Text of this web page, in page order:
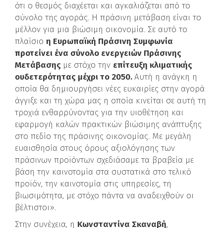
ότι ο θεσμός διαχέεται και αγκαλιάζεται από το
σύνολο της αγοράς. Η πράσινη μετάβαση είναι το
μέλλον για μια βιώσιμη οικονομία. Σε αυτό το
πλαίσιο η Ευρωπαϊκή Πράσινη Συμφωνία
προτείνει ένα σύνολο ενεργειών Πράσινης
Μετάβασης με στόχο την επίτευξη κλιματικής
ουδετερότητας μέχρι το 2050.Αυτή η ανάγκη η
οποία θα δημιουργήσει νέες ευκαιρίες στην αγορά
άγγιξε και τη χώρα μας η οποία κινείται σε αυτή τη
τροχιά ενθαρρύνοντας για την υιοθέτηση και
εφαρμογή καλών πρακτικών βιώσιμης ανάπτυξης
στο πεδίο της πράσινης οικονομίας. Με μεγάλη
ευαισθησία στους όρους αξιολόγησης των
πράσινων προϊόντων σχεδιάσαμε τα βραβεία με
βάση την καινοτομία στα συστατικά στο τελικό
προϊόν, την καινοτομία στις υπηρεσίες, τη
βιωσιμότητα, με στόχο πάντα να αναδειχθούν οι
βέλτιστοι».
Στην συνέχεια, η Κωνσταντίνα Σκαναβή,